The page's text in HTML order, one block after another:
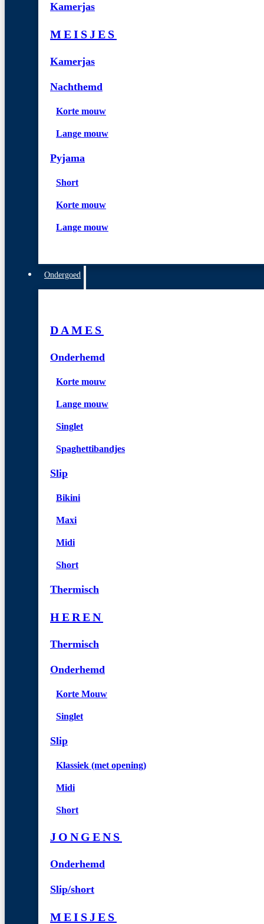
Kamerjas
MEISJES
Kamerjas
Nachthemd
Korte mouw
Lange mouw
Pyjama
Short
Korte mouw
Lange mouw
Ondergoed
DAMES
Onderhemd
Korte mouw
Lange mouw
Singlet
Spaghettibandjes
Slip
Bikini
Maxi
Midi
Short
Thermisch
HEREN
Thermisch
Onderhemd
Korte Mouw
Singlet
Slip
Klassiek (met opening)
Midi
Short
JONGENS
Onderhemd
Slip/short
MEISJES